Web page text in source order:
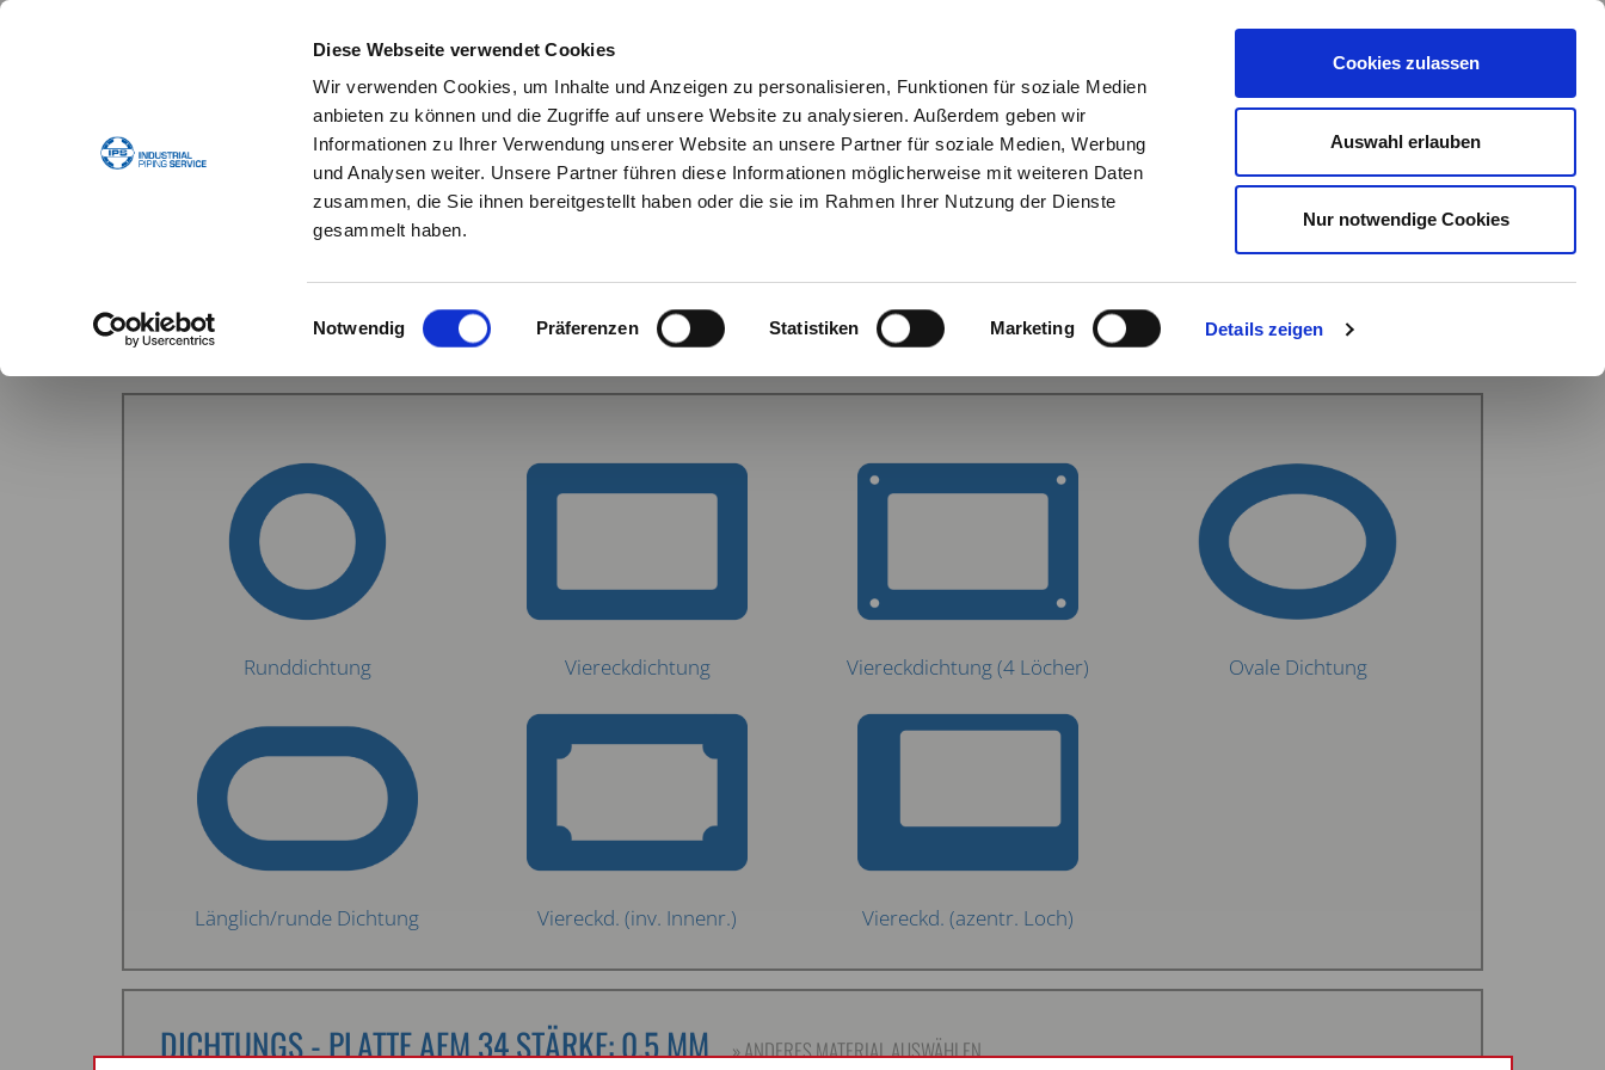
Diese Webseite verwendet Cookies
Wir verwenden Cookies, um Inhalte und Anzeigen zu personalisieren, Funktionen für soziale Medien
anbieten zu können und die Zugriffe auf unsere Website zu analysieren. Außerdem geben wir
Informationen zu Ihrer Verwendung unserer Website an unsere Partner für soziale Medien, Werbung
und Analysen weiter. Unsere Partner führen diese Informationen möglicherweise mit weiteren Daten
zusammen, die Sie ihnen bereitgestellt haben oder die sie im Rahmen Ihrer Nutzung der Dienste
gesammelt haben.
Einwilligungsauswahl
Notwendig Präferenzen Statistiken Marketing Details zeigen
Cookies zulassen
Auswahl erlauben
Nur notwendige Cookies
MEIN MERKZETTEL (0) WARENKORB
UNTERNEHMEN SHOP
DICHTUNGSKONFIGURATOR VERBINDUNGSTECHNIK ARBEITSSCHUTZ
DICHTUNGSKONFIGURATOR
Runddichtung Viereckdichtung Viereckdichtung (4 Löcher) Ovale Dichtung
Länglich/runde Dichtung Viereckd. (inv. Innenr.) Viereckd. (azentr. Loch)
DICHTUNGS - PLATTE AFM 34 STÄRKE: 0,5 MM » ANDERES MATERIAL AUSWÄHLEN